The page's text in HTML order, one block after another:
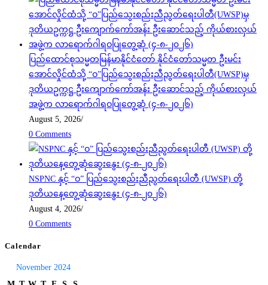
ပြည်ထောင်စုသမ္မတမြန်မာနိုင်ငံတော် နိုင်ငံတော်သမ္မတ ဦးမင်း
အောင်လှိုင်ထံသို့ “ဝ”ပြည်သွေးစည်းညီညွတ်ရေးပါတီ(UWSP)မှ
ဒုတိယဥက္ကဋ္ဌ ဦးကျောက်ကော်အန်း ဦးဆောင်သည့် ကိုယ်စားလှယ်
အဖွဲ့က လာရောက်ဂါရဝပြုတွေ့ဆုံ (၄-၈-၂၀၂၆)
August 5, 2026/
0 Comments
NSPNC နှင့် “ဝ” ပြည်သွေးစည်းညီညွတ်ရေးပါတီ (UWSP) တို့
ဒုတိယနေ့တွေ့ဆုံဆွေးနွေး (၄-၈-၂၀၂၆)
August 4, 2026/
0 Comments
Calendar
November 2024